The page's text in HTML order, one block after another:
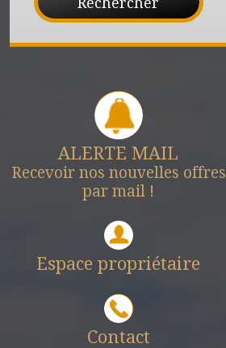
ALERTE MAIL
Recevoir nos nouvelles offres
par mail !
Espace propriétaire
Contact